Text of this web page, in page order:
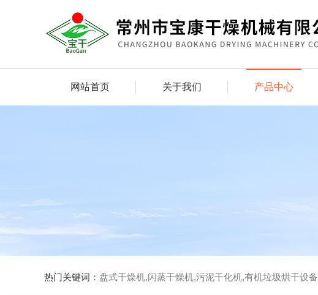
网站首页 关于我们 产品中心
热门关键词： 盘式干燥机,闪蒸干燥机,污泥干化机,有机垃圾烘干设备